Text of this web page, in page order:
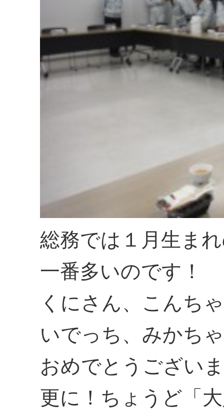
総務では１月生ま
一番多いのです！
くにさん、こんち
いでっち、みかち
おめでとうござい
更に！ちょうど「